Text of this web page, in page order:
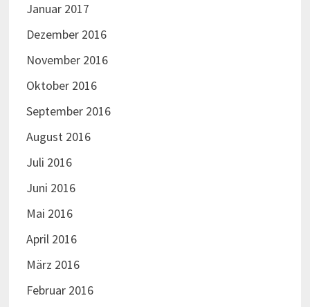
Januar 2017
Dezember 2016
November 2016
Oktober 2016
September 2016
August 2016
Juli 2016
Juni 2016
Mai 2016
April 2016
März 2016
Februar 2016